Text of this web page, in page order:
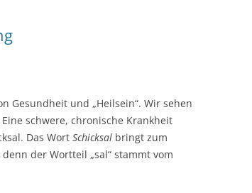
Gesundheit und „Heilsein“. Wir sehen
schwere, chronische Krankheit
Das Wort Schicksal bringt zum
der Wortteil „sal“ stammt vom